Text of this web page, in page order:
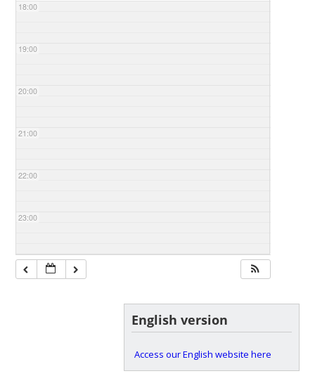
18:00
19:00
20:00
21:00
22:00
23:00
English version
Access our English website here